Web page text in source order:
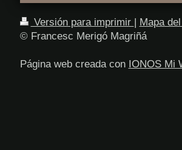
Versión para imprimir
Mapa
© Francesc Merigó Magriñá
Página web creada con IONOS Mi